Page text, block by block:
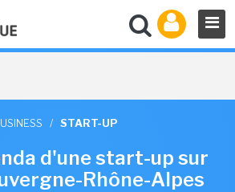
/ START-UP
d'une start-up sur
Rhône-Alpes